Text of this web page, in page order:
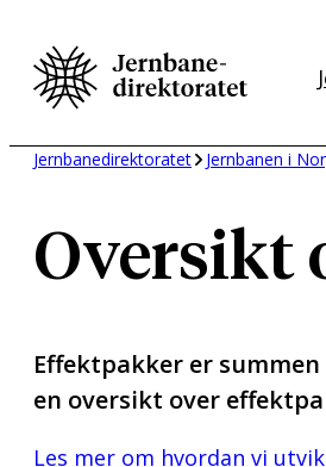
innhold
Jernbanedirektoratet Jernbanen i
Oversikt
Effektpakker er
en oversikt over
Les mer om hvordan vi